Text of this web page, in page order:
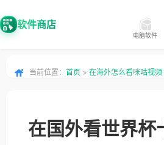
软件商店
电脑软件
当前位置： 首页 > 在海外怎么看咪咕视频
在国外看世界杯